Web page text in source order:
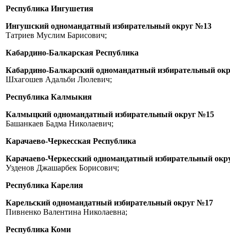
Республика Ингушетия
Ингушский одномандатный избирательный округ №13
Татриев Муслим Барисович;
Кабардино-Балкарская Республика
Кабардино-Балкарский одномандатный избирательный
Шхагошев Адальби Люлевич;
Республика Калмыкия
Калмыцкий одномандатный избирательный округ №15
Башанкаев Бадма Николаевич;
Карачаево-Черкесская Республика
Карачаево-Черкесский одномандатный избирательный
Узденов Джашарбек Борисович;
Республика Карелия
Карельский одномандатный избирательный округ №17
Пивненко Валентина Николаевна;
Республика Коми